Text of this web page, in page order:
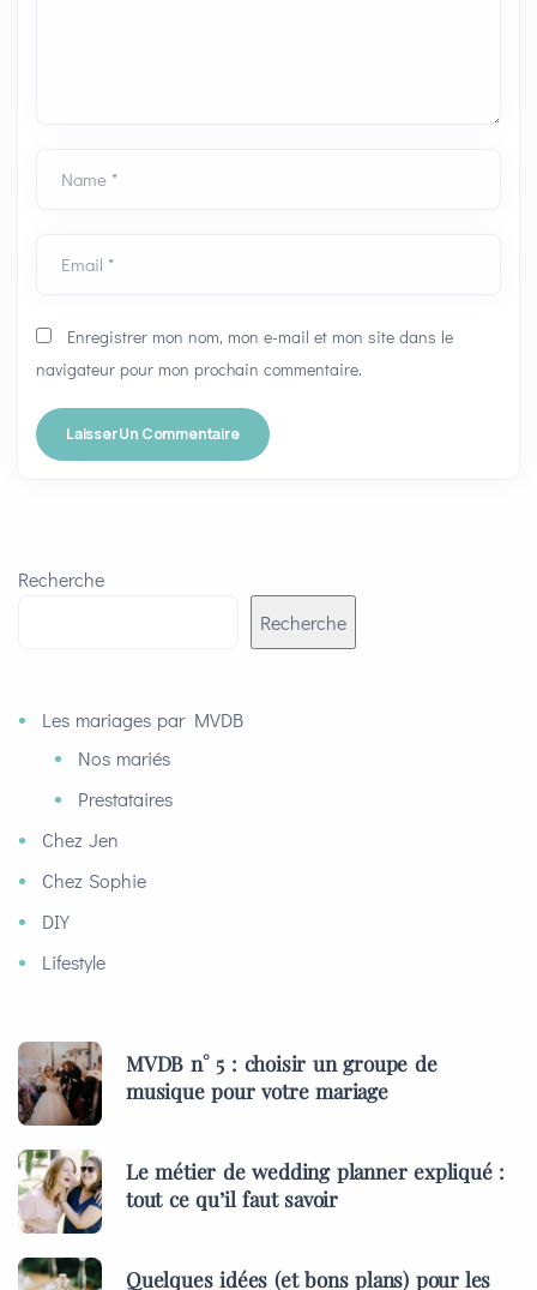
Name *
Email *
Enregistrer mon nom, mon e-mail et mon site dans le
navigateur pour mon prochain commentaire.
Recherche
Recherche
Les mariages par MVDB
Nos mariés
Prestataires
Chez Jen
Chez Sophie
DIY
Lifestyle
MVDB n° 5 : choisir un groupe de
musique pour votre mariage
Le métier de wedding planner expliqué :
tout ce qu’il faut savoir
Quelques idées (et bons plans) pour les